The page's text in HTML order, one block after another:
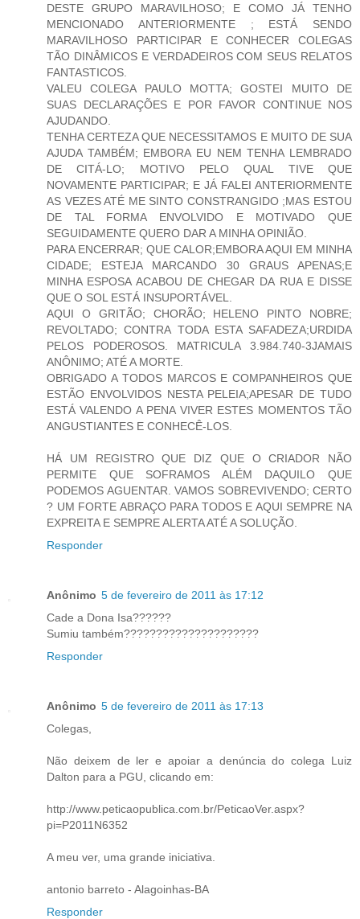
DESTE GRUPO MARAVILHOSO; E COMO JÁ TENHO
MENCIONADO ANTERIORMENTE ; ESTÁ SENDO
MARAVILHOSO PARTICIPAR E CONHECER COLEGAS
TÃO DINÂMICOS E VERDADEIROS COM SEUS RELATOS
FANTASTICOS.
VALEU COLEGA PAULO MOTTA; GOSTEI MUITO DE
SUAS DECLARAÇÕES E POR FAVOR CONTINUE NOS
AJUDANDO.
TENHA CERTEZA QUE NECESSITAMOS E MUITO DE SUA
AJUDA TAMBÉM; EMBORA EU NEM TENHA LEMBRADO
DE CITÁ-LO; MOTIVO PELO QUAL TIVE QUE
NOVAMENTE PARTICIPAR; E JÁ FALEI ANTERIORMENTE
AS VEZES ATÉ ME SINTO CONSTRANGIDO ;MAS ESTOU
DE TAL FORMA ENVOLVIDO E MOTIVADO QUE
SEGUIDAMENTE QUERO DAR A MINHA OPINIÃO.
PARA ENCERRAR; QUE CALOR;EMBORA AQUI EM MINHA
CIDADE; ESTEJA MARCANDO 30 GRAUS APENAS;E
MINHA ESPOSA ACABOU DE CHEGAR DA RUA E DISSE
QUE O SOL ESTÁ INSUPORTÁVEL.
AQUI O GRITÃO; CHORÃO; HELENO PINTO NOBRE;
REVOLTADO; CONTRA TODA ESTA SAFADEZA;URDIDA
PELOS PODEROSOS. MATRICULA 3.984.740-3JAMAIS
ANÔNIMO; ATÉ A MORTE.
OBRIGADO A TODOS MARCOS E COMPANHEIROS QUE
ESTÃO ENVOLVIDOS NESTA PELEIA;APESAR DE TUDO
ESTÁ VALENDO A PENA VIVER ESTES MOMENTOS TÃO
ANGUSTIANTES E CONHECÊ-LOS.
HÁ UM REGISTRO QUE DIZ QUE O CRIADOR NÃO
PERMITE QUE SOFRAMOS ALÉM DAQUILO QUE
PODEMOS AGUENTAR. VAMOS SOBREVIVENDO; CERTO
? UM FORTE ABRAÇO PARA TODOS E AQUI SEMPRE NA
EXPREITA E SEMPRE ALERTA ATÉ A SOLUÇÃO.
Responder
Anônimo 5 de fevereiro de 2011 às 17:12
Cade a Dona Isa??????
Sumiu também?????????????????????
Responder
Anônimo 5 de fevereiro de 2011 às 17:13
Colegas,
Não deixem de ler e apoiar a denúncia do colega Luiz
Dalton para a PGU, clicando em:
http://www.peticaopublica.com.br/PeticaoVer.aspx?
pi=P2011N6352
A meu ver, uma grande iniciativa.
antonio barreto - Alagoinhas-BA
Responder